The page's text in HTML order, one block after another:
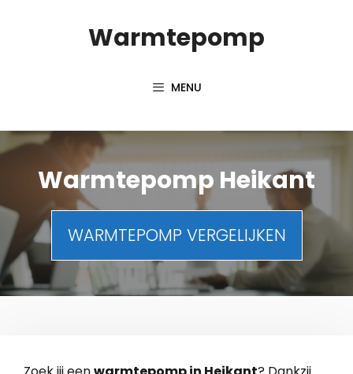
Warmtepomp
MENU
Warmtepomp Heikant
WARMTEPOMP VERGELIJKEN